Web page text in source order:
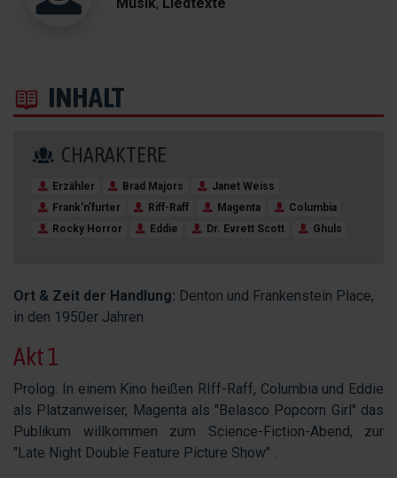
INHALT
CHARAKTERE
Erzähler Brad Majors
Janet Weiss
Frank'n'furter
Riff-Raff Magenta
Columbia
Rocky Horror
Eddie Dr. Evrett Scott Ghuls
Ort & Zeit der Handlung: Denton und Frankenstein Place,
in den 1950er Jahren
Akt 1
Prolog. In einem Kino heißen RIff-Raff, Columbia und Eddie
als Platzanweiser, Magenta als "Belasco Popcorn Girl" das
Publikum willkommen zum Science-Fiction-Abend, zur
"Late Night Double Feature Picture Show" .